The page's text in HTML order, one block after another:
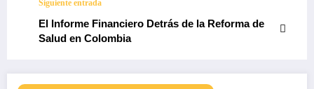
Siguiente entrada
El Informe Financiero Detrás de la Reforma de
Salud en Colombia